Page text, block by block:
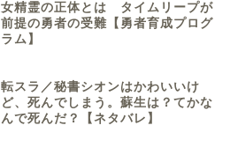
女精霊の正体とは タイムリープが
前提の勇者の受難【勇者育成プログ
ラム】
転スラ／秘書シオンはかわいいけ
ど、死んでしまう。蘇生は？てかな
んで死んだ？【ネタバレ】